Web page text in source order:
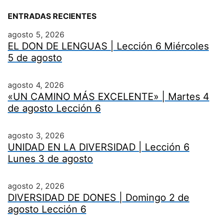
ENTRADAS RECIENTES
agosto 5, 2026
EL DON DE LENGUAS | Lección 6 Miércoles
5 de agosto
agosto 4, 2026
«UN CAMINO MÁS EXCELENTE» | Martes 4
de agosto Lección 6
agosto 3, 2026
UNIDAD EN LA DIVERSIDAD | Lección 6
Lunes 3 de agosto
agosto 2, 2026
DIVERSIDAD DE DONES | Domingo 2 de
agosto Lección 6